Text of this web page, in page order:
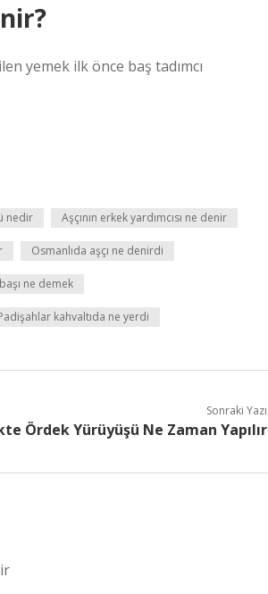
yemek ilk önce baş tadımcı
nedir Aşçının erkek yardımcısı ne denir
Osmanlıda aşçı ne denirdi
ne demek
kahvaltıda ne yerdi
Sonraki Yazı
Ördek Yürüyüşü Ne Zaman Yapılır